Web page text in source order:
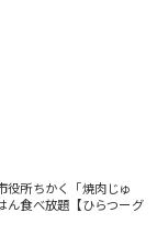
役所ちかく「焼肉じゅ
ん食べ放題【ひらつーグ